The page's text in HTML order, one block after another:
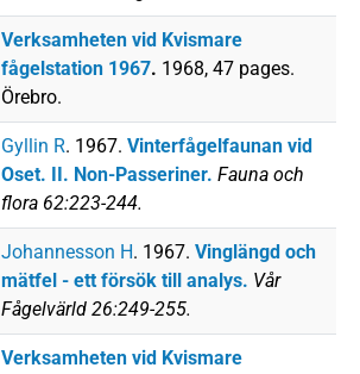
Verksamheten vid Kvismare
fågelstation 1967. 1968, 47 pages.
Örebro.
Gyllin R. 1967. Vinterfågelfaunan vid
Oset. II. Non-Passeriner. Fauna och
flora 62:223-244.
Johannesson H. 1967. Vinglängd och
mätfel - ett försök till analys. Vår
Fågelvärld 26:249-255.
Verksamheten vid Kvismare